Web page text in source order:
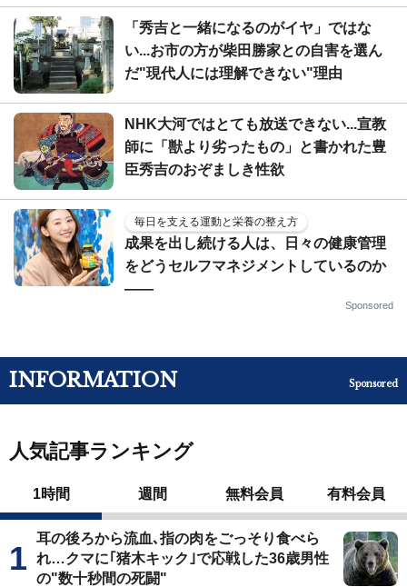
「秀吉と一緒になるのがイヤ」ではな
い...お市の方が柴田勝家との自害を選ん
だ"現代人には理解できない"理由
NHK大河ではとても放送できない...宣教
師に「獣より劣ったもの」と書かれた豊
臣秀吉のおぞましき性欲
毎日を支える運動と栄養の整え方
成果を出し続ける人は、日々の健康管理
をどうセルフマネジメントしているのか
——
Sponsored
INFORMATION Sponsored
人気記事ランキング
1時間 週間 無料会員 有料会員
耳の後ろから流血､指の肉をごっそり食べら
れ…クマに｢猪木キック｣で応戦した36歳男性
の"数十秒間の死闘"